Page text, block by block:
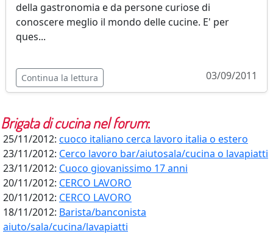
della gastronomia e da persone curiose di
conoscere meglio il mondo delle cucine. E' per
ques...
Continua la lettura 03/09/2011
Brigata di cucinanel forum:
25/11/2012: cuoco italiano cerca lavoro italia o estero
23/11/2012: Cerco lavoro bar/aiutosala/cucina o lavapiatti
23/11/2012: Cuoco giovanissimo 17 anni
20/11/2012: CERCO LAVORO
20/11/2012: CERCO LAVORO
18/11/2012: Barista/banconista
aiuto/sala/cucina/lavapiatti